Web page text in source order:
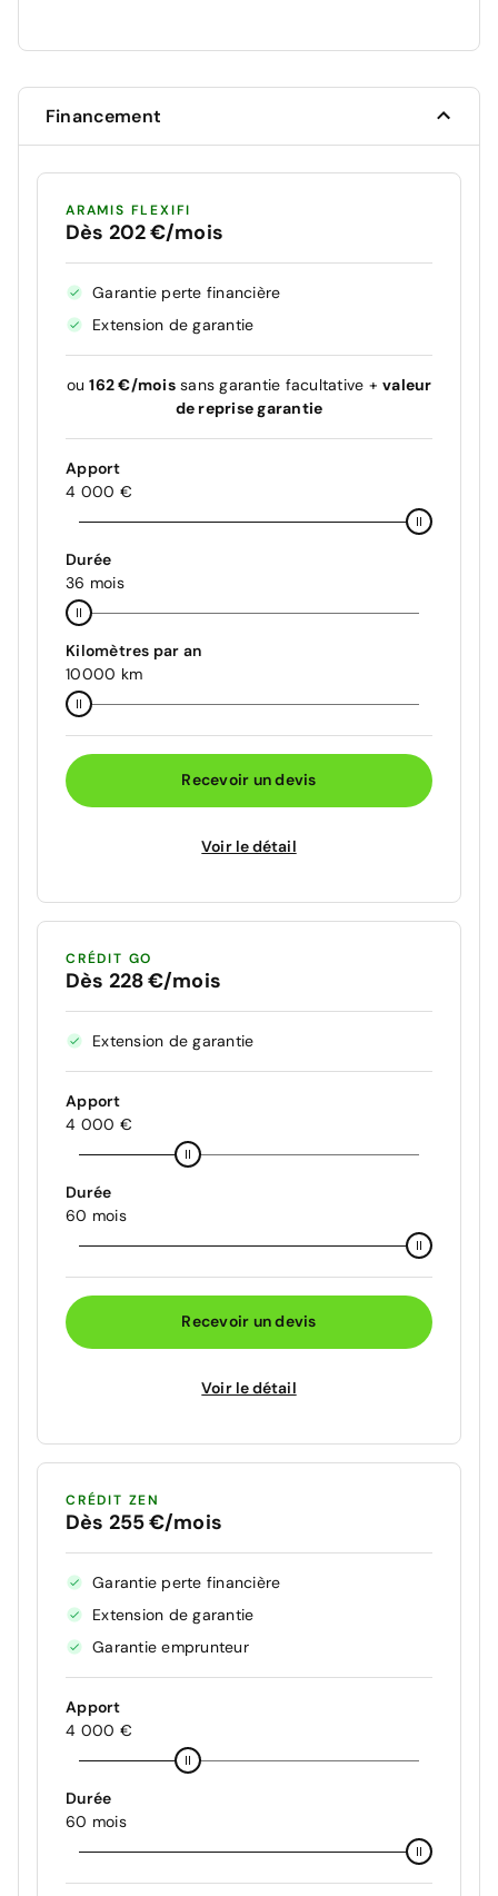
Financement
ARAMIS FLEXIFI
Dès 202 €/mois
Garantie perte financière
Extension de garantie
ou162 €/moissans garantie facultative + valeur
de reprise garantie
Apport
4 000 €
Durée
36 mois
Kilomètres par an
10000 km
Recevoir un devis
Voir le détail
CRÉDIT GO
Dès 228 €/mois
Extension de garantie
Apport
4 000 €
Durée
60 mois
Recevoir un devis
Voir le détail
CRÉDIT ZEN
Dès 255 €/mois
Garantie perte financière
Extension de garantie
Garantie emprunteur
Apport
4 000 €
Durée
60 mois